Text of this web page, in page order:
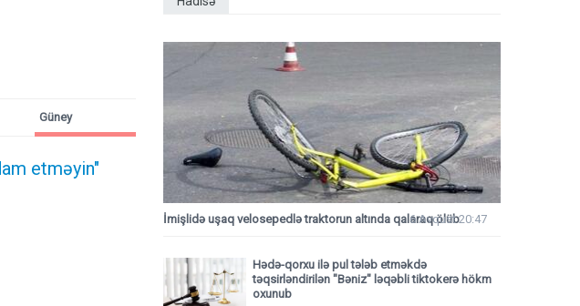
etməyin"
Güney
İmişlidə uşaq velosepedlə traktorun altında qalaraq ölüb
6 Avqust 20:47
Hədə-qorxu ilə pul tələb etməkdə
təqsirləndirilən "Bəniz" ləqəbli tiktokerə hökm
oxunub